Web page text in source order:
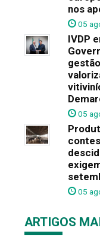
nos
05
IVDP
05
05
ARTIGOS